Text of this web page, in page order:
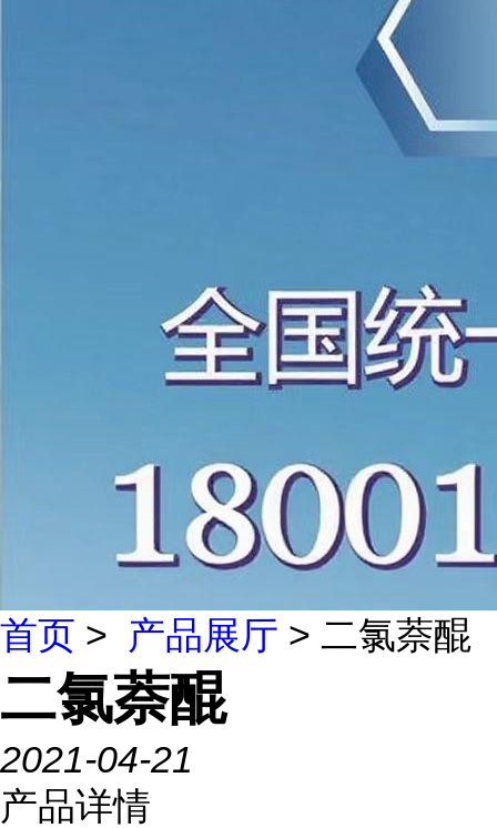
首页 > 产品展厅 > 二氯萘醌
二氯萘醌
2021-04-21
产品详情